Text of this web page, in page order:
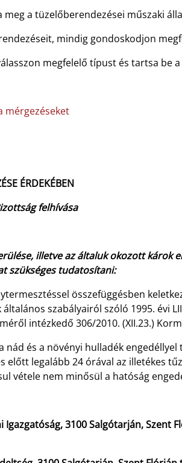
a tüzelőberendezései műszaki
mindig gondoskodjon
megfelelő típust és tartsa be
mérgezéseket
ÉRDEKÉBEN
felhívása
illetve az általuk okozott károk
szükséges tudatosítani:
összefüggésben
szabályairól szóló 1995. évi
intézkedő 306/2010. (XII.23.)
nád és a növényi hulladék
előtt legalább 24 órával az illetékes
vétele nem minősül a hatóság
3100 Salgótarján, Szent